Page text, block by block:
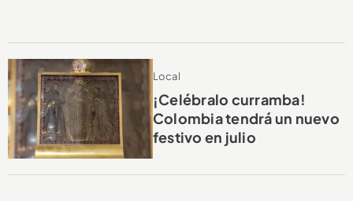
Local
¡Celébralo curramba!
Colombia tendrá un nuevo
festivo en julio